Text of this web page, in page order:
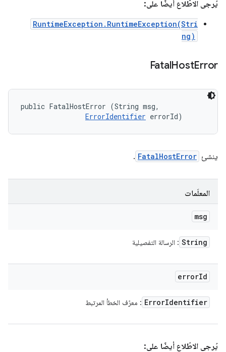
يُرجى الاطّلاع أيضًا على:
RuntimeException.RuntimeException(Stri
ng)
FatalHostError
public FatalHostError (String msg,
ErrorIdentifier errorId)
ينشئ FatalHostError
.
المعلَمات
msg
String : الرسالة التفصيلية
errorId
ErrorIdentifier : معرّف الخطأ المرتبط
يُرجى الاطّلاع أيضًا على: